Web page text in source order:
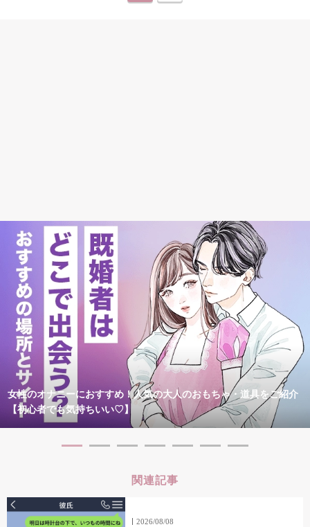
女性のオナニーにおすすめ！人気の大人のおもちゃ・道具をご紹介
【初心者でも気持ちいい♡】
関連記事
2026/08/08